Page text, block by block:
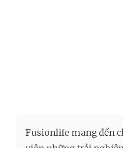
Fusionlife mang đến